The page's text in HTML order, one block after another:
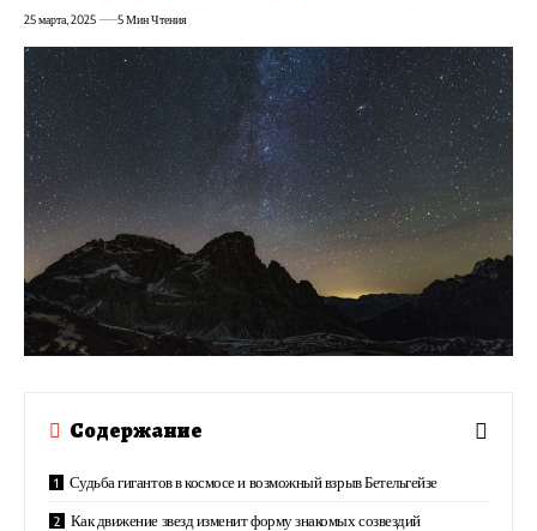
25 марта, 2025 5 Мин Чтения
Содержание
Судьба гигантов в космосе и возможный взрыв Бетельгейзе
Как движение звезд изменит форму знакомых созвездий